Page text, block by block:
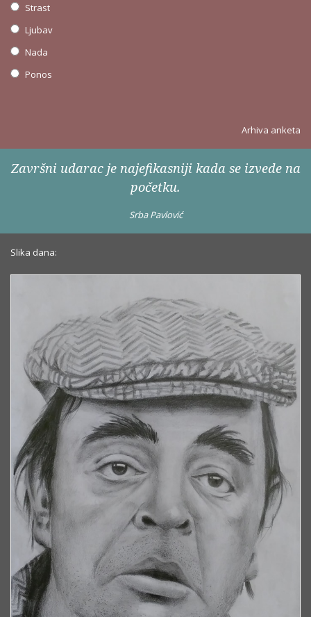
Strast
Ljubav
Nada
Ponos
Arhiva anketa
Završni udarac je najefikasniji kada se izvede na
početku.
Srba Pavlović
Slika dana: